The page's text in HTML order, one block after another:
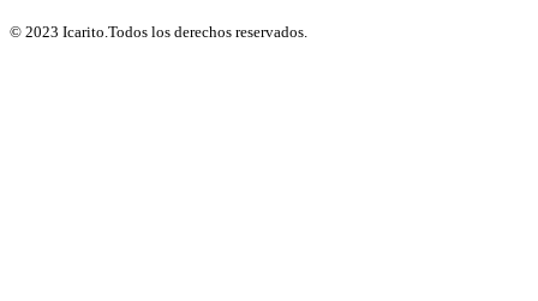
© 2023 Icarito.Todos los derechos reservados.